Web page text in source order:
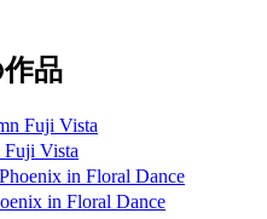
品
Vista
in Floral Dance